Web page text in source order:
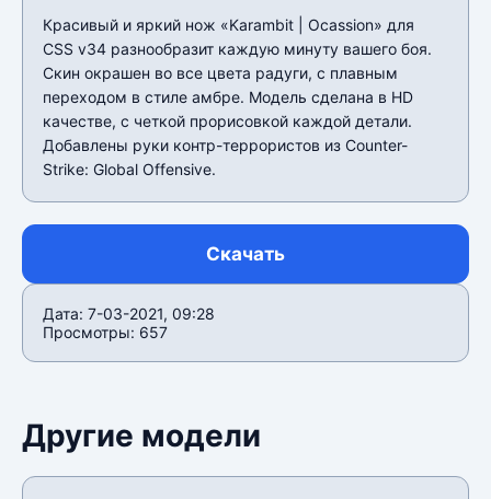
Красивый и яркий нож «Karambit | Ocassion» для
CSS v34 разнообразит каждую минуту вашего боя.
Скин окрашен во все цвета радуги, с плавным
переходом в стиле амбре. Модель сделана в HD
качестве, с четкой прорисовкой каждой детали.
Добавлены руки контр-террористов из Counter-
Strike: Global Offensive.
Скачать
Дата: 7-03-2021, 09:28
Просмотры: 657
Другие модели